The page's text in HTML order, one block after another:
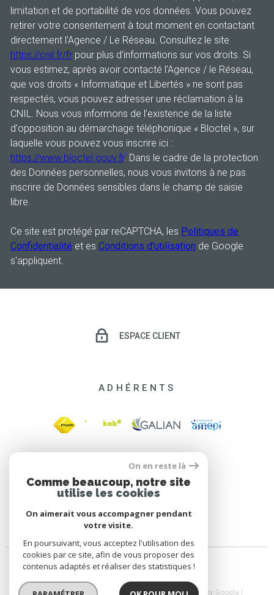
limitation et de portabilité de vos données. Vous pouvez
retirer votre consentement à tout moment en contactant
directement l’Agence / Le Réseau. Consultez le site
https://cnil.fr/fr pour plus d’informations sur vos droits. Si
vous estimez, après avoir contacté l'Agence / le Réseau,
que vos droits « Informatique et Libertés » ne sont pas
respectés, vous pouvez adresser une réclamation à la
CNIL. Nous vous informons de l’existence de la liste
d'opposition au démarchage téléphonique « Bloctel », sur
laquelle vous pouvez vous inscrire ici :
https://www.bloctel.gouv.fr. Dans le cadre de la protection
des Données personnelles, nous vous invitons à ne pas
inscrire de Données sensibles dans le champ de saisie
libre.
Ce site est protégé par reCAPTCHA, les Politiques de
Confidentialité et es Conditions d'utilisation de Google
s'appliquent.
ESPACE CLIENT
ADHÉRENTS
© 2026 | Tous droits réservés | Traduction powered by Google |
On en reste là
Comme beaucoup, notre site
utilise les cookies
On aimerait vous accompagner pendant
votre visite.
En poursuivant, vous acceptez l'utilisation des
cookies par ce site, afin de vous proposer des
contenus adaptés et réaliser des statistiques !